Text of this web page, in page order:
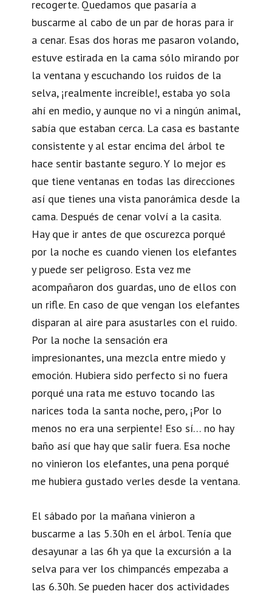
recogerte. Quedamos que pasaría a
buscarme al cabo de un par de horas para ir
a cenar. Esas dos horas me pasaron volando,
estuve estirada en la cama sólo mirando por
la ventana y escuchando los ruidos de la
selva, ¡realmente increíble!, estaba yo sola
ahí en medio, y aunque no vi a ningún animal,
sabía que estaban cerca. La casa es bastante
consistente y al estar encima del árbol te
hace sentir bastante seguro. Y lo mejor es
que tiene ventanas en todas las direcciones
así que tienes una vista panorámica desde la
cama. Después de cenar volví a la casita.
Hay que ir antes de que oscurezca porqué
por la noche es cuando vienen los elefantes
y puede ser peligroso. Esta vez me
acompañaron dos guardas, uno de ellos con
un rifle. En caso de que vengan los elefantes
disparan al aire para asustarles con el ruido.
Por la noche la sensación era
impresionantes, una mezcla entre miedo y
emoción. Hubiera sido perfecto si no fuera
porqué una rata me estuvo tocando las
narices toda la santa noche, pero, ¡Por lo
menos no era una serpiente! Eso sí… no hay
baño así que hay que salir fuera. Esa noche
no vinieron los elefantes, una pena porqué
me hubiera gustado verles desde la ventana.
El sábado por la mañana vinieron a
buscarme a las 5.30h en el árbol. Tenía que
desayunar a las 6h ya que la excursión a la
selva para ver los chimpancés empezaba a
las 6.30h. Se pueden hacer dos actividades